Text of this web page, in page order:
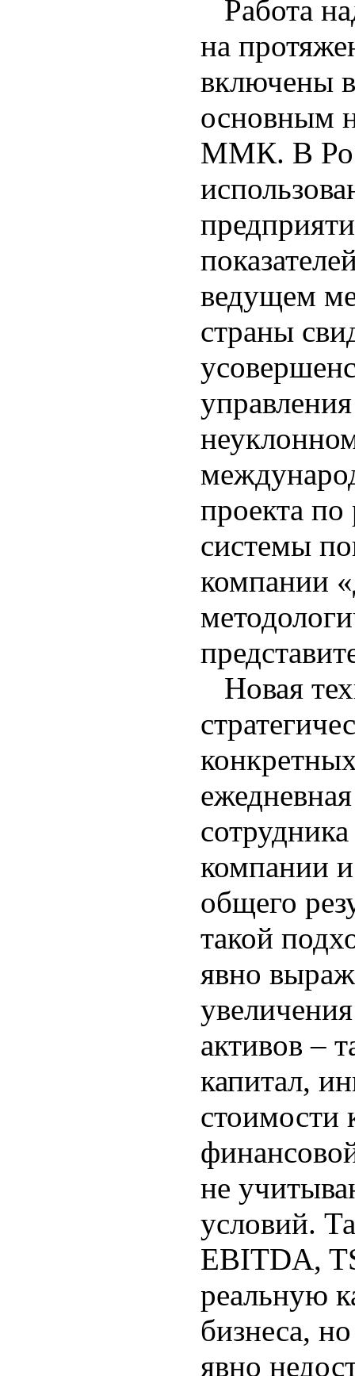
Работа
на
включены
основным
ММК. В
ведущем
страны
проекта по
системы
компании
Новая
компании
общего
такой
явно
активов –
капитал,
стоимости
не
условий.
EBITDA,
реальную
бизнеса,
явно